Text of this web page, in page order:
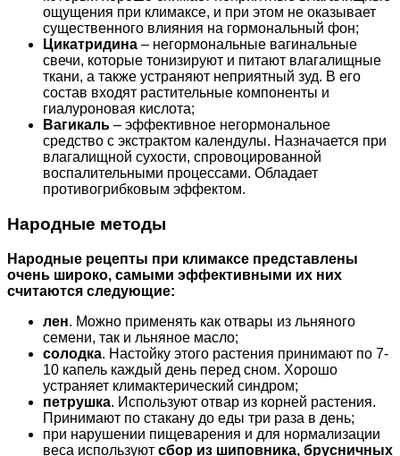
ощущения при климаксе, и при этом не оказывает
существенного влияния на гормональный фон;
Цикатридина – негормональные вагинальные
свечи, которые тонизируют и питают влагалищные
ткани, а также устраняют неприятный зуд. В его
состав входят растительные компоненты и
гиалуроновая кислота;
Вагикаль – эффективное негормональное
средство с экстрактом календулы. Назначается при
влагалищной сухости, спровоцированной
воспалительными процессами. Обладает
противогрибковым эффектом.
Народные методы
Народные рецепты при климаксе представлены
очень широко, самыми эффективными их них
считаются следующие:
лен. Можно применять как отвары из льняного
семени, так и льняное масло;
солодка. Настойку этого растения принимают по 7-
10 капель каждый день перед сном. Хорошо
устраняет климактерический синдром;
петрушка. Используют отвар из корней растения.
Принимают по стакану до еды три раза в день;
при нарушении пищеварения и для нормализации
веса используют сбор из шиповника, брусничных